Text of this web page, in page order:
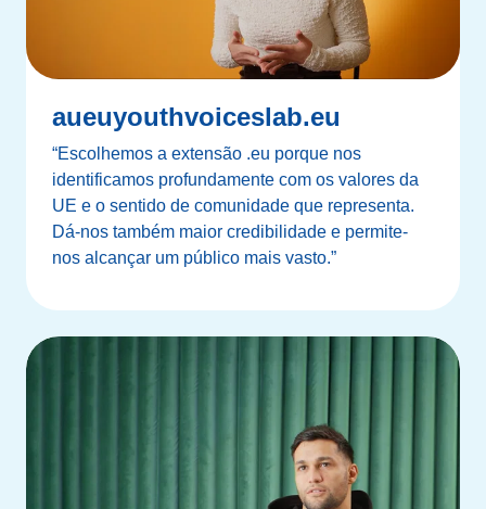
aueuyouthvoiceslab.eu
“Escolhemos a extensão .eu porque nos
identificamos profundamente com os valores da
UE e o sentido de comunidade que representa.
Dá-nos também maior credibilidade e permite-
nos alcançar um público mais vasto.”